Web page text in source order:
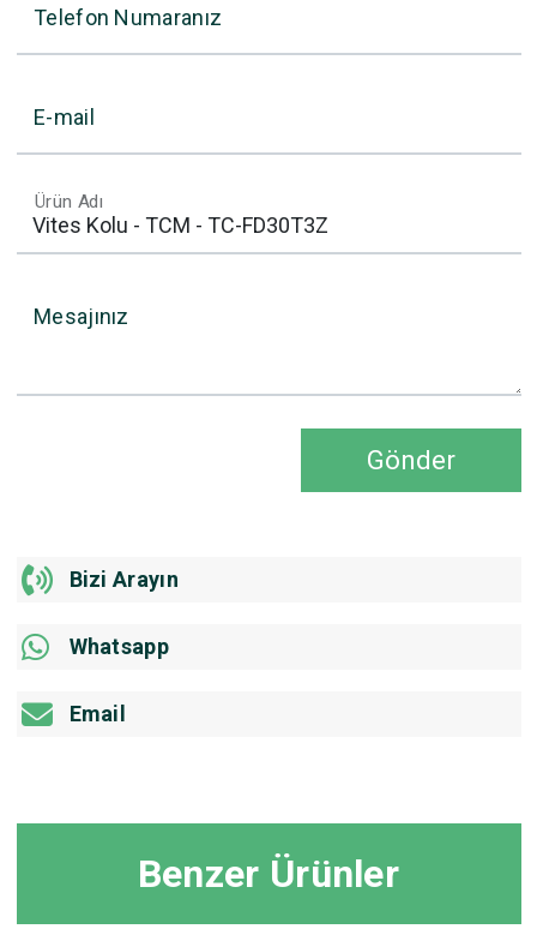
Telefon Numaranız
E-mail
Ürün Adı
Mesajınız
Gönder
Bizi Arayın
Whatsapp
Email
Benzer Ürünler